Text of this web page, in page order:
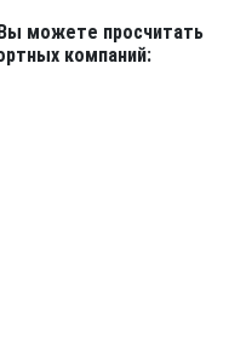
можете просчитать
компаний: